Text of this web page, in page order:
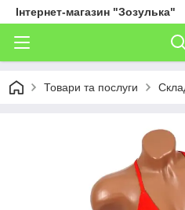
Інтернет-магазин "Зозулька"
Товари та послуги